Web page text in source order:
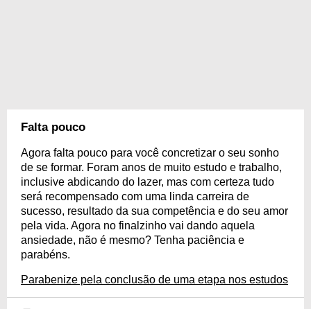
Falta pouco
Agora falta pouco para você concretizar o seu sonho
de se formar. Foram anos de muito estudo e trabalho,
inclusive abdicando do lazer, mas com certeza tudo
será recompensado com uma linda carreira de
sucesso, resultado da sua competência e do seu amor
pela vida. Agora no finalzinho vai dando aquela
ansiedade, não é mesmo? Tenha paciência e
parabéns.
Parabenize pela conclusão de uma etapa nos estudos